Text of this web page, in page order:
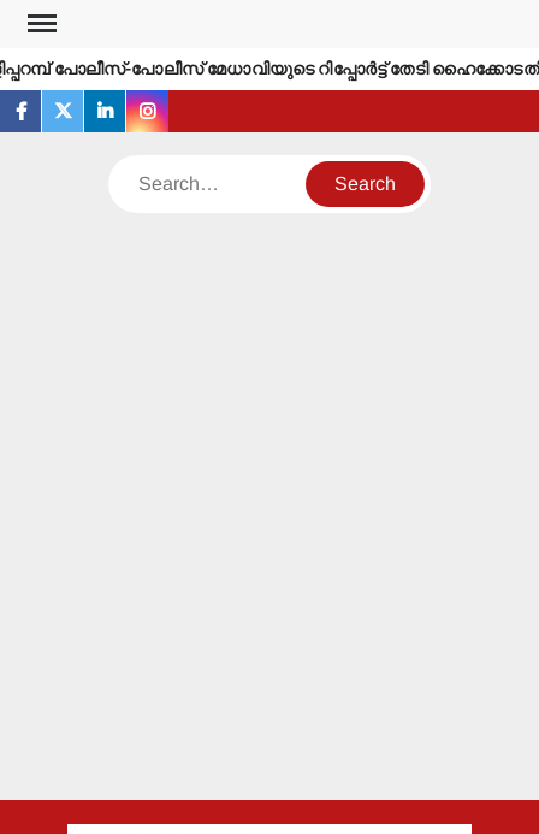
Skip
contentപോലീസ്-പോലീസ് മേധാവിയുടെ റിപ്പോര്‍ട്ട് തേടി ഹൈക്കോടതി.
facebook
twitterlinkedininstagram
Search